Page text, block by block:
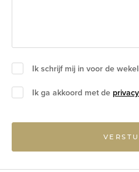
Ik schrijf mij in voor de
Ik ga akkoord met de